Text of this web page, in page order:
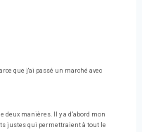
que j'ai passé un marché avec
deux manières. Il y a d’abord mon
justes qui permettraient à tout le